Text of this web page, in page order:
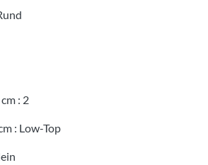
: 2
: Low-Top